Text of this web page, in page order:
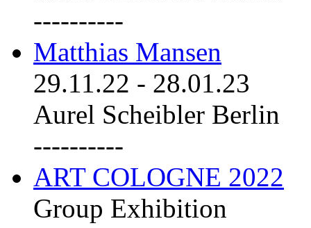
----------
Matthias Mansen
29.11.22 - 28.01.23
Aurel Scheibler Berlin
----------
ART COLOGNE 2022
Group Exhibition